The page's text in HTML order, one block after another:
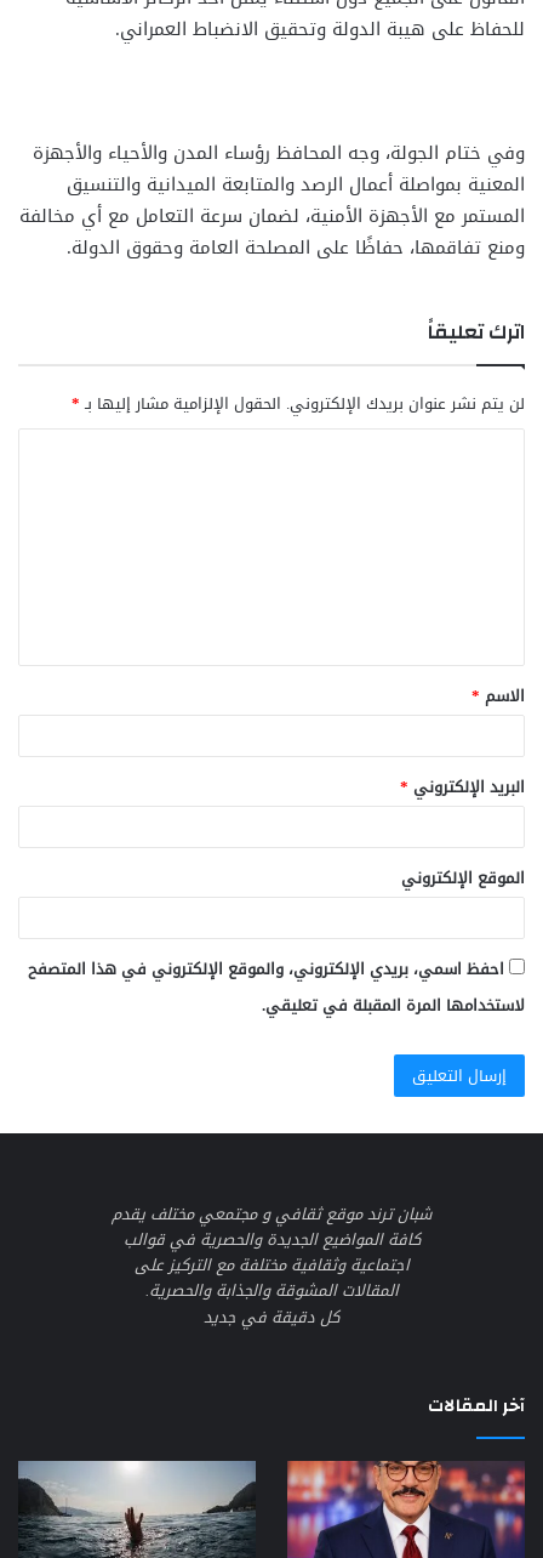
للحفاظ على هيبة الدولة وتحقيق الانضباط العمراني.
وفي ختام الجولة، وجه المحافظ رؤساء المدن والأحياء والأجهزة
المعنية بمواصلة أعمال الرصد والمتابعة الميدانية والتنسيق
المستمر مع الأجهزة الأمنية، لضمان سرعة التعامل مع أي مخالفة
ومنع تفاقمها، حفاظًا على المصلحة العامة وحقوق الدولة.
اترك تعليقاً
لن يتم نشر عنوان بريدك الإلكتروني. الحقول الإلزامية مشار إليها بـ*
ق
*
الاسم *
البريد الإلكتروني *
الموقع الإلكتروني
احفظ اسمي، بريدي الإلكتروني، والموقع الإلكتروني في هذا المتصفح
لاستخدامها المرة المقبلة في تعليقي.
شبان ترند موقع ثقافي و مجتمعي مختلف يقدم
كافة المواضيع الجديدة والحصرية في قوالب
اجتماعية وثقافية مختلفة مع التركيز على
المقالات المشوقة والجذابة والحصرية.
كل دقيقة في جديد
آخر المقالات